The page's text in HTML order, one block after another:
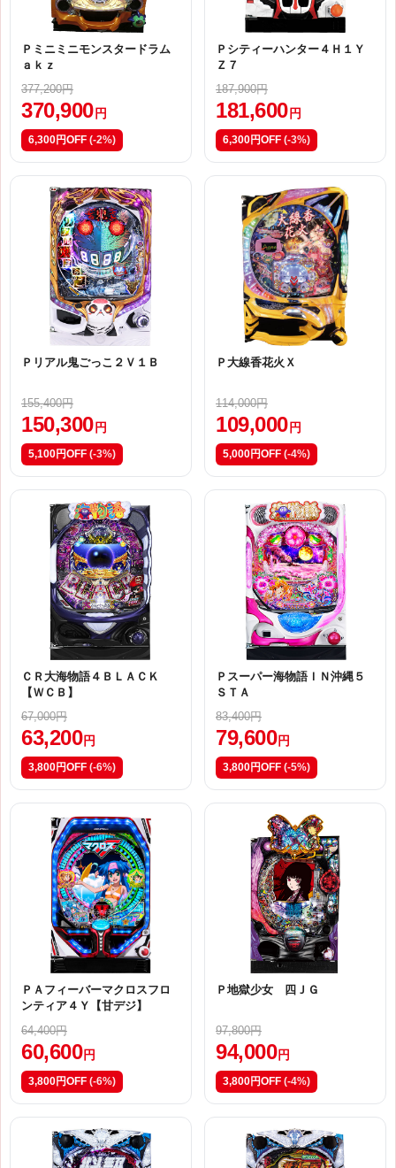
Ｐミニミニモンスタードラム
ａｋｚ
377,200円
370,900 円
6,300円OFF (-2%)
Ｐシティーハンター４Ｈ１Ｙ
Ｚ７
187,900円
181,600 円
6,300円OFF (-3%)
Ｐリアル鬼ごっこ２Ｖ１Ｂ
155,400円
150,300 円
5,100円OFF (-3%)
Ｐ大線香花火Ｘ
114,000円
109,000 円
5,000円OFF (-4%)
ＣＲ大海物語４ＢＬＡＣＫ
【ＷＣＢ】
67,000円
63,200 円
3,800円OFF (-6%)
Ｐスーパー海物語ＩＮ沖縄５
ＳＴＡ
83,400円
79,600 円
3,800円OFF (-5%)
ＰＡフィーバーマクロスフロ
ンティア４Ｙ【甘デジ】
64,400円
60,600円
3,800円OFF (-6%)
Ｐ地獄少女 四ＪＧ
97,800円
94,000円
3,800円OFF (-4%)